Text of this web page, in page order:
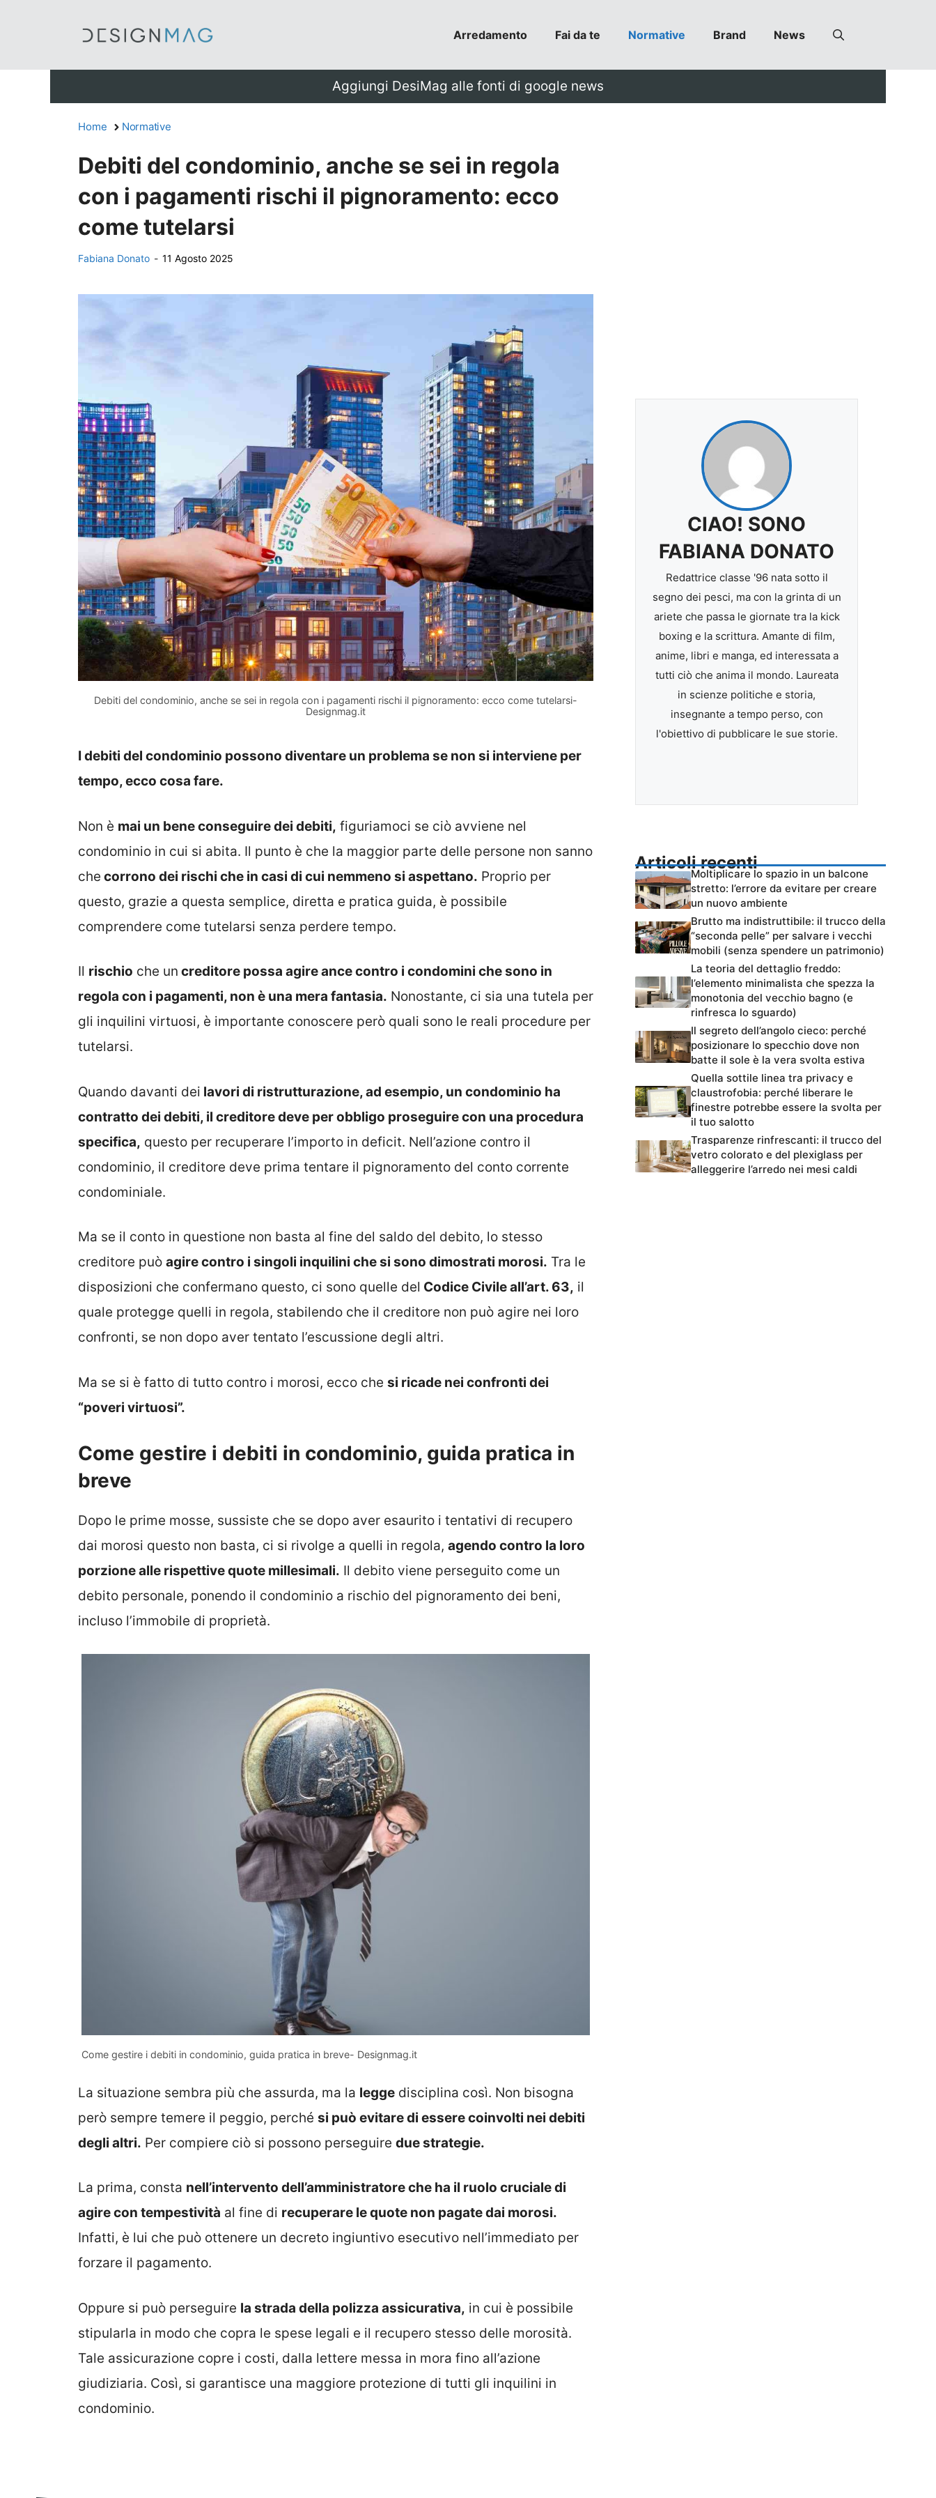
Arredamento Fai da te Normative Brand News
Aggiungi DesiMag alle fonti di google news
Home Normative
Debiti del condominio, anche se sei in regola
con i pagamenti rischi il pignoramento: ecco
come tutelarsi
Fabiana Donato - 11 Agosto 2025
Debiti del condominio, anche se sei in regola con i pagamenti rischi il pignoramento: ecco come tutelarsi-
Designmag.it
I debiti del condominio possono diventare un problema se non si interviene per
tempo, ecco cosa fare.
Non è mai un bene conseguire dei debiti, figuriamoci se ciò avviene nel
condominio in cui si abita. Il punto è che la maggior parte delle persone non sanno
che corrono dei rischi che in casi di cui nemmeno si aspettano. Proprio per
questo, grazie a questa semplice, diretta e pratica guida, è possibile
comprendere come tutelarsi senza perdere tempo.
Il rischio che un creditore possa agire ance contro i condomini che sono in
regola con i pagamenti, non è una mera fantasia. Nonostante, ci sia una tutela per
gli inquilini virtuosi, è importante conoscere però quali sono le reali procedure per
tutelarsi.
Quando davanti dei lavori di ristrutturazione, ad esempio, un condominio ha
contratto dei debiti, il creditore deve per obbligo proseguire con una procedura
specifica, questo per recuperare l’importo in deficit. Nell’azione contro il
condominio, il creditore deve prima tentare il pignoramento del conto corrente
condominiale.
Ma se il conto in questione non basta al fine del saldo del debito, lo stesso
creditore può agire contro i singoli inquilini che si sono dimostrati morosi. Tra le
disposizioni che confermano questo, ci sono quelle del Codice Civile all’art. 63, il
quale protegge quelli in regola, stabilendo che il creditore non può agire nei loro
confronti, se non dopo aver tentato l’escussione degli altri.
Ma se si è fatto di tutto contro i morosi, ecco che si ricade nei confronti dei
“poveri virtuosi”.
Come gestire i debiti in condominio, guida pratica in
breve
Dopo le prime mosse, sussiste che se dopo aver esaurito i tentativi di recupero
dai morosi questo non basta, ci si rivolge a quelli in regola, agendo contro la loro
porzione alle rispettive quote millesimali. Il debito viene perseguito come un
debito personale, ponendo il condominio a rischio del pignoramento dei beni,
incluso l’immobile di proprietà.
Come gestire i debiti in condominio, guida pratica in breve- Designmag.it
La situazione sembra più che assurda, ma la legge disciplina così. Non bisogna
però sempre temere il peggio, perché si può evitare di essere coinvolti nei debiti
degli altri. Per compiere ciò si possono perseguire due strategie.
La prima, consta nell’intervento dell’amministratore che ha il ruolo cruciale di
agire con tempestività al fine di recuperare le quote non pagate dai morosi.
Infatti, è lui che può ottenere un decreto ingiuntivo esecutivo nell’immediato per
forzare il pagamento.
Oppure si può perseguire la strada della polizza assicurativa, in cui è possibile
stipularla in modo che copra le spese legali e il recupero stesso delle morosità.
Tale assicurazione copre i costi, dalla lettere messa in mora fino all’azione
giudiziaria. Così, si garantisce una maggiore protezione di tutti gli inquilini in
condominio.
CIAO! SONO
FABIANA DONATO
Redattrice classe '96 nata sotto il
segno dei pesci, ma con la grinta di un
ariete che passa le giornate tra la kick
boxing e la scrittura. Amante di film,
anime, libri e manga, ed interessata a
tutti ciò che anima il mondo. Laureata
in scienze politiche e storia,
insegnante a tempo perso, con
l'obiettivo di pubblicare le sue storie.
Articoli recenti
Moltiplicare lo spazio in un balcone
stretto: l’errore da evitare per creare
un nuovo ambiente
Brutto ma indistruttibile: il trucco della
“seconda pelle” per salvare i vecchi
mobili (senza spendere un patrimonio)
La teoria del dettaglio freddo:
l’elemento minimalista che spezza la
monotonia del vecchio bagno (e
rinfresca lo sguardo)
Il segreto dell’angolo cieco: perché
posizionare lo specchio dove non
batte il sole è la vera svolta estiva
Quella sottile linea tra privacy e
claustrofobia: perché liberare le
finestre potrebbe essere la svolta per
il tuo salotto
Trasparenze rinfrescanti: il trucco del
vetro colorato e del plexiglass per
alleggerire l’arredo nei mesi caldi